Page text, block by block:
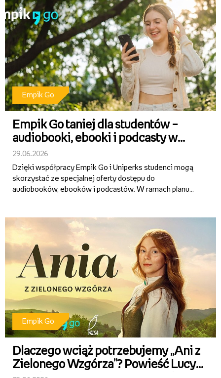
Empik Go
Empik Go taniej dla studentów –
audiobooki, ebooki i podcasty w
specjalnej ofercie
29.06.2026
Dzięki współpracy Empik Go i Uniperks studenci mogą
skorzystać ze specjalnej oferty dostępu do
audiobooków, ebooków i podcastów. W ramach planu
Empik Go
Dlaczego wciąż potrzebujemy „Ani z
Zielonego Wzgórza”? Powieść Lucy